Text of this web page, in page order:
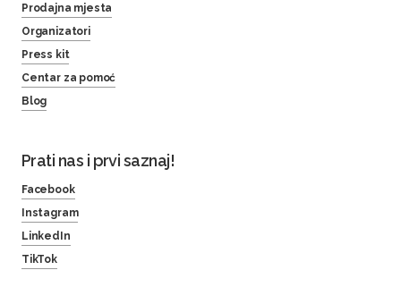
Prodajna mjesta
Organizatori
Press kit
Centar za pomoć
Blog
Prati nas i prvi saznaj!
Facebook
Instagram
LinkedIn
TikTok